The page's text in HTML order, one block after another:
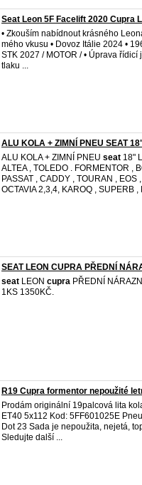
Seat Leon 5F Facelift 2020 Cupra
• Zkouším nabídnout krásného
mého vkusu • Dovoz Itálie 2024 •
STK 2027 / MOTOR / • Úprava
tlaku ...
ALU KOLA + ZIMNÍ PNEU SEAT
ALU KOLA + ZIMNÍ PNEU seat 18"
ALTEA , TOLEDO . FORMENTOR ,
PASSAT , CADDY , TOURAN ,
OCTAVIA 2,3,4, KAROQ , SUPERB ,
SEAT LEON CUPRA PŘEDNÍ
seat LEON cupra PŘEDNÍ
1KS 1350KČ.
R19 Cupra formentor nepoužité
Prodám originální 19palcová lita
ET40 5x112 Kod: 5FF601025E
Dot 23 Sada je nepoužita, nejetá,
Sledujte další ...